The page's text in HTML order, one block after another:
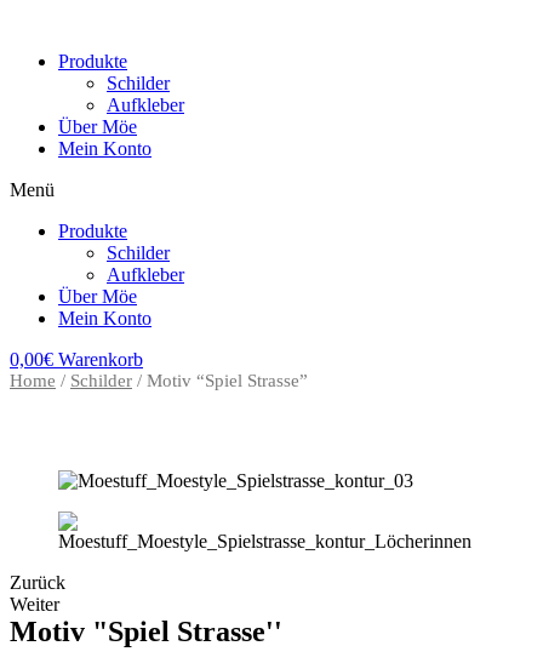
wechselnProdukte
Schilder
Aufkleber
Über Möe
Mein Konto
Menü
Produkte
Schilder
Aufkleber
Über Möe
Mein Konto
0,00€ Warenkorb
Home / Schilder / Motiv “Spiel Strasse”
Zurück
Weiter
Motiv "Spiel Strasse''